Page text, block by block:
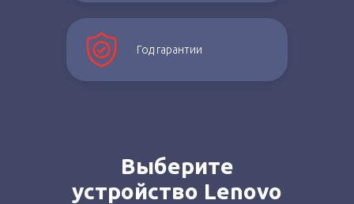
Год гарантии
Выберите
устройство Lenovo